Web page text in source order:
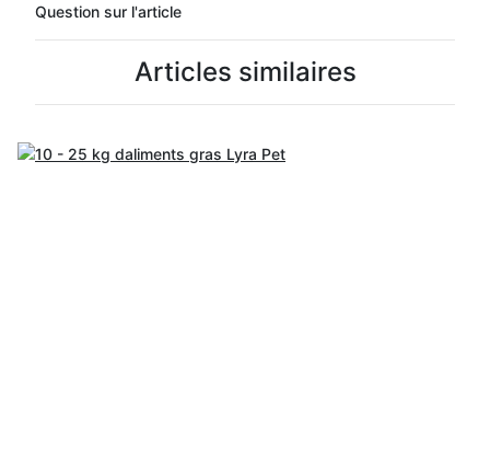
Question sur l'article
Articles similaires